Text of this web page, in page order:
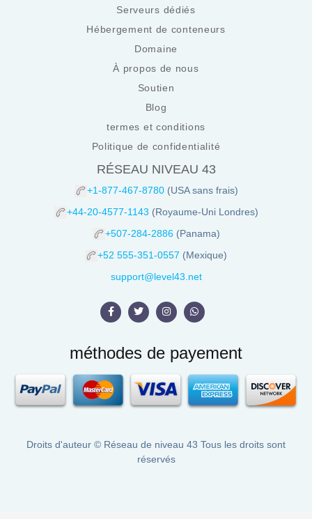
Serveurs dédiés
Hébergement de conteneurs
Domaine
À propos de nous
Soutien
Blog
termes et conditions
Politique de confidentialité
RÉSEAU NIVEAU 43
+1-877-467-8780 (USA sans frais)
+44-20-4577-1143 (Royaume-Uni Londres)
+507-284-2886 (Panama)
+52 555-351-0557 (Mexique)
support@level43.net
méthodes de payement
Droits d'auteur © Réseau de niveau 43 Tous les droits sont
réservés